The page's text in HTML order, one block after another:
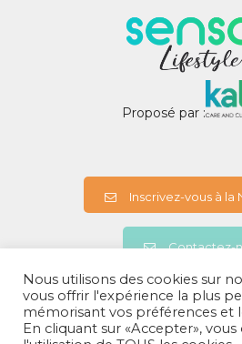
Proposé par :
Inscrivez-vous à la
Contactez-
Nous utilisons des cookies sur
vous offrir l'expérience la plus
mémorisant vos préférences et
En cliquant sur «Accepter», vous